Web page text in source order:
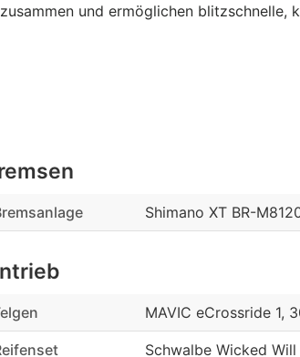
und ermöglichen blitzschnelle,
Shimano XT BR-
MAVIC eCrossride 1,
Schwalbe Wicked